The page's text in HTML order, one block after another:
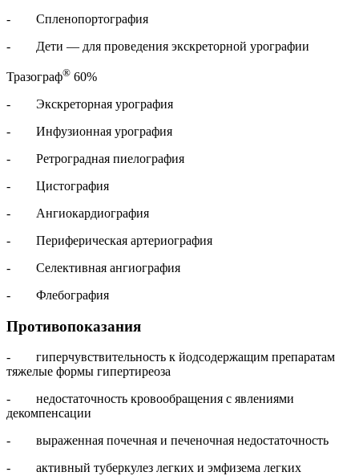
- Спленопортография
- Дети — для проведения экскреторной урографии
Тразограф® 60%
- Экскреторная урография
- Инфузионная урография
- Ретроградная пиелография
- Цистография
- Ангиокардиография
- Периферическая артериография
- Селективная ангиография
- Флебография
Противопоказания
- гиперчувствительность к йодсодержащим препаратам
тяжелые формы гипертиреоза
- недостаточность кровообращения с явлениями
декомпенсации
- выраженная почечная и печеночная недостаточность
- активный туберкулез легких и эмфизема легких